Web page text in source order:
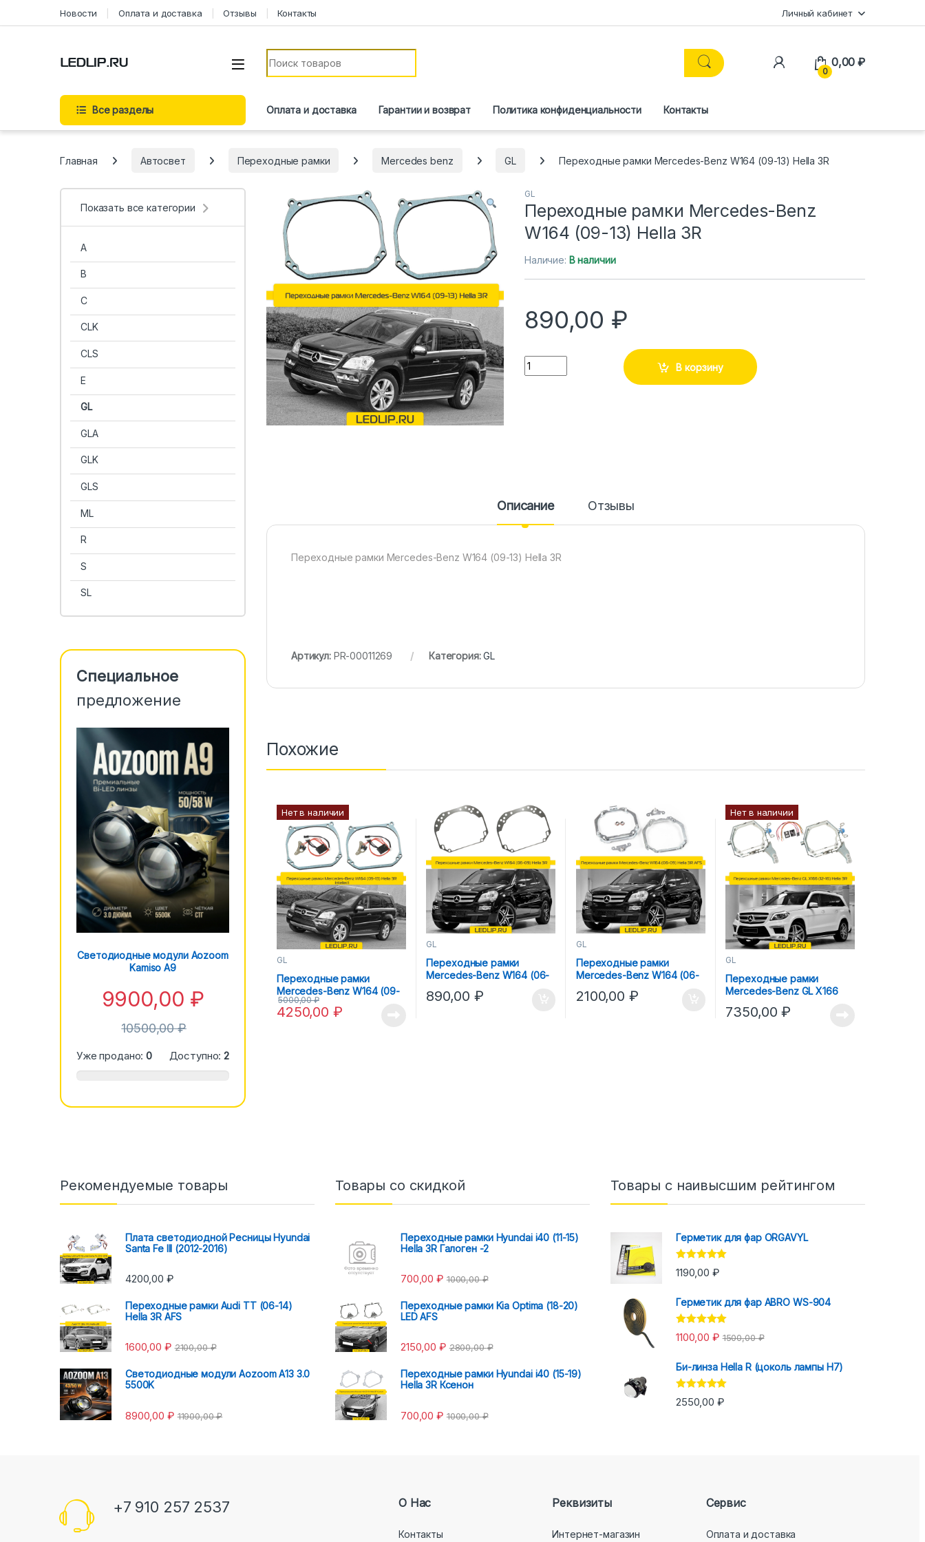
Перейти к содержимому
Новости Оплата и доставка Отзывы Контакты Личный кабинет
Искать:
0
0,00₽
Все разделы Оплата и доставка Гарантии и возврат Политика конфиденциальности Контакты
Главная Автосвет Переходные рамки Mercedes benz GL Переходные рамки Mercedes-Benz W164 (09-13) Hella 3R
GL
Переходные рамки Mercedes-Benz
W164 (09-13) Hella 3R
Наличие: В наличии
890,00 ₽
Количество
В корзину
Описание Отзывы
Переходные рамки Mercedes-Benz W164 (09-13) Hella 3R
Артикул: PR-00011269 Категория:GL
Похожие
Нет в наличии
GL
Переходные рамки
Mercedes-Benz W164 (09-
13) Hella 3R Intellect
4250,00 ₽
5000,00₽
GL
Переходные рамки
Mercedes-Benz W164 (06-
09) Hella 3R
890,00 ₽
GL
Переходные рамки
Mercedes-Benz W164 (06-
09) Hella 3R AFS
2100,00 ₽
Нет в наличии
GL
Переходные рамки
Mercedes-Benz GL X166
(12-16) Hella 3R Intelect
7350,00₽
Показать все категории
A
B
C
CLK
CLS
E
GL
GLA
GLK
GLS
ML
R
S
SL
Специальное
предложение
Светодиодные модули Aozoom
Kamiso A9
9900,00 ₽
10500,00₽
Уже продано:0 Доступно:2
Рекомендуемые товары
Плата светодиодной Ресницы Hyundai
Santa Fe III (2012-2016)
4200,00 ₽
Переходные рамки Audi TT (06-14)
Hella 3R AFS
1600,00 ₽ 2100,00₽
Светодиодные модули Aozoom A13 3.0
5500K
8900,00 ₽ 11900,00₽
Товары со скидкой
Переходные рамки Hyundai i40 (11-15)
Hella 3R Галоген -2
700,00₽ 1000,00₽
Переходные рамки Kia Optima (18-20)
LED AFS
2150,00 ₽ 2800,00₽
Переходные рамки Hyundai i40 (15-19)
Hella 3R Ксенон
700,00₽ 1000,00₽
Товары с наивысшим рейтингом
Герметик для фар ORGAVYL
Оценка 5.00
из 5
1190,00 ₽
Герметик для фар ABRO WS-904
Оценка 5.00
из 5
1100,00 ₽ 1500,00₽
Би-линза Hella R (цоколь лампы H7)
Оценка5.00
из 5
2550,00 ₽
+7 910 257 2537 О Нас
Контакты
Реквизиты
Интернет-магазин
Сервис
Оплата и доставка